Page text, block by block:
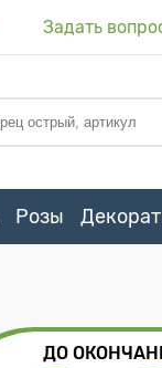
Задать
Розы
ДО